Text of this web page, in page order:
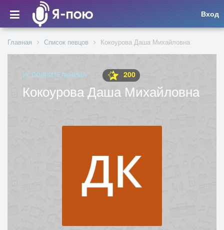
Вход
Главная Список певцов Кокоурова Даша Михайловна
ИСПОЛНИТЕЛЬНИЦА 200
Кокоурова Даша Михайловна